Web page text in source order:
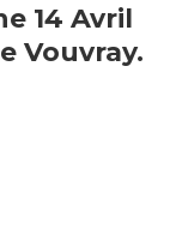
14 Avril
Vouvray.